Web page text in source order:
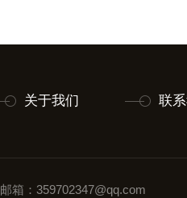
关于我们 联
邮箱：359702347@qq.com